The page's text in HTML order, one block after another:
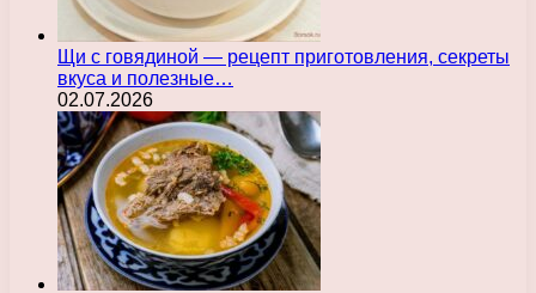
Щи с говядиной — рецепт приготовления, секреты
вкуса и полезные…
02.07.2026